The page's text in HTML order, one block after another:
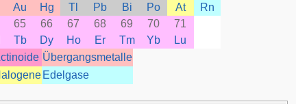
Au
Hg
Tl
Pb
Bi
Po
At
Rn
65
Tb
66
Dy
67
Ho
68
Er
69
Tm
70
Yb
71
Lu
Übergangsmetalle
Edelgase